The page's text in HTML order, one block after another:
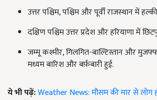
उत्तर पश्चिम, पश्चिम और पूर्वी राजस्थान में
दक्षिण पश्चिम उत्तर प्रदेश और हरियाणा में
जम्मू कश्मीर, गिलगित-बाल्टिस्तान और
मध्यम बारिश और बर्फ़बारी हुई.
ये भी पढ़ें:Weather News: मौसम की मार से लोग